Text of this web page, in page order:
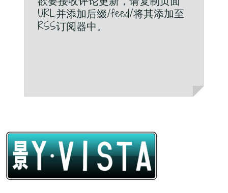
URL并添加后缀/feed/将其添加至
RSS订阅器中。